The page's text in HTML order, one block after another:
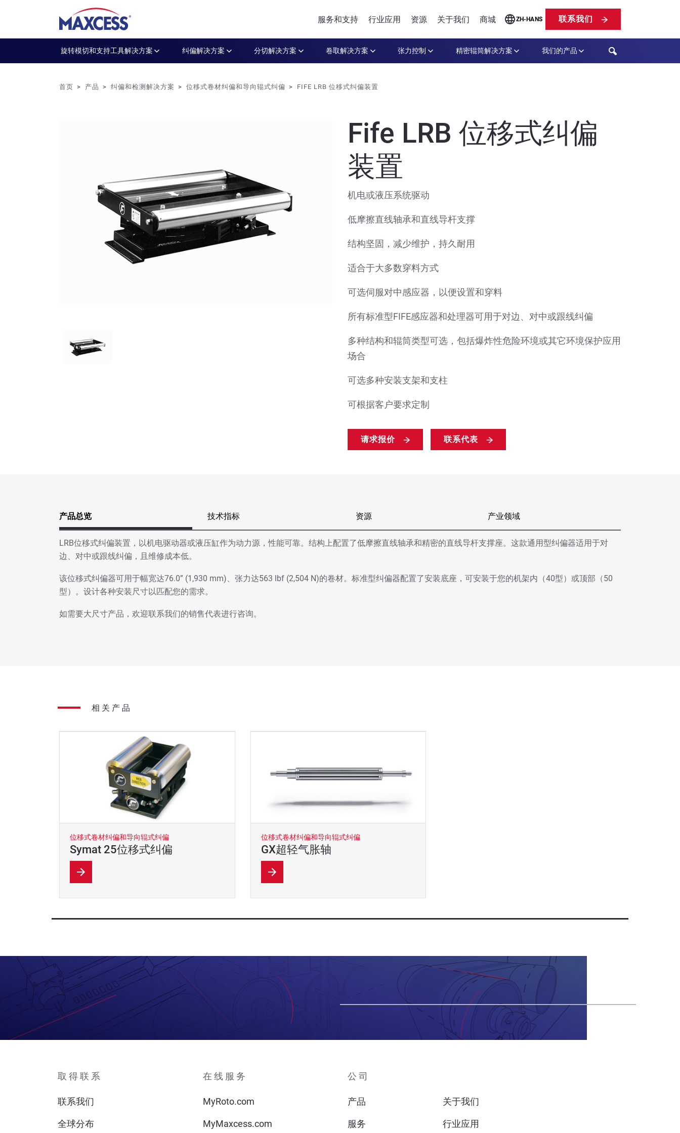
服务和支持 行业应用 资源 关于我们 商城 ZH-HANS 联系我们
旋转模切和支持工具解决方案 纠偏解决方案 分切解决方案 卷取解决方案 张力控制 精密辊筒解决方案 我们的产品 Search
首页 产品 纠偏和检测解决方案 位移式卷材纠偏和导向辊式纠偏 FIFE LRB 位移式纠偏装置
Fife LRB 位移式纠偏
装置
机电或液压系统驱动
低摩擦直线轴承和直线导杆支撑
结构坚固，减少维护，持久耐用
适合于大多数穿料方式
可选伺服对中感应器，以便设置和穿料
所有标准型FIFE感应器和处理器可用于对边、对中或跟线纠偏
多种结构和辊筒类型可选，包括爆炸性危险环境或其它环境保护应用
场合
可选多种安装支架和支柱
可根据客户要求定制
请求报价 联系代表
产品总览 技术指标 资源 产业领域
LRB位移式纠偏装置，以机电驱动器或液压缸作为动力源，性能可靠。结构上配置了低摩擦直线轴承和精密的直线导杆支撑座。这款通用型纠偏器适用于对
边、对中或跟线纠偏，且维修成本低。
该位移式纠偏器可用于幅宽达76.0” (1,930 mm)、张力达563 lbf (2,504 N)的卷材。标准型纠偏器配置了安装底座，可安装于您的机架内（40型）或顶部（50
型）。设计各种安装尺寸以匹配您的需求。
如需要大尺寸产品，欢迎联系我们的销售代表进行咨询。
相关产品
位移式卷材纠偏和导向辊式纠偏
Symat 25位移式纠偏
位移式卷材纠偏和导向辊式纠偏
GX超轻气胀轴
取得联系
联系我们
全球分布
在线服务
MyRoto.com
MyMaxcess.com
公司
产品 关于我们
服务 行业应用